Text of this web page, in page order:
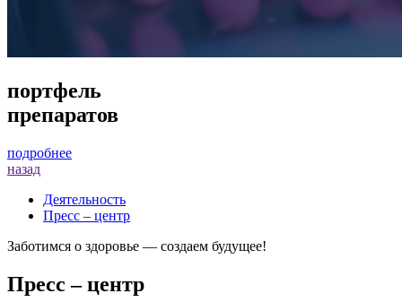
портфель
препаратов
подробнее
назад
Деятельность
Пресс – центр
Заботимся о здоровье — создаем будущее!
Пресс – центр